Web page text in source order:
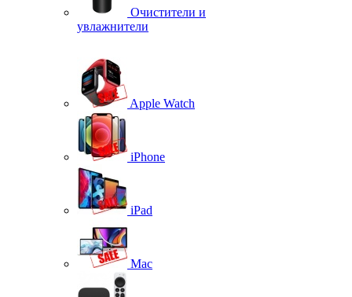
Очистители и
увлажнители
Apple Watch
iPhone
iPad
Mac